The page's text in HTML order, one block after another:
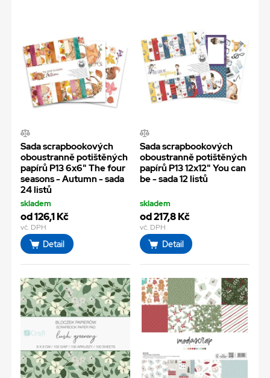
Sada scrapbookových
oboustranně potištěných
papírů P13 6x6" The four
seasons - Autumn - sada
24 listů
skladem
od 126,1 Kč
vč. DPH
Detail
Sada scrapbookových
oboustranně potištěných
papírů P13 12x12" You can
be - sada 12 listů
skladem
od 217,8 Kč
vč. DPH
Detail